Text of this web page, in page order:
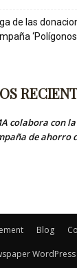
de las
‘Polígonos
colabora con
de ahorro
Blog